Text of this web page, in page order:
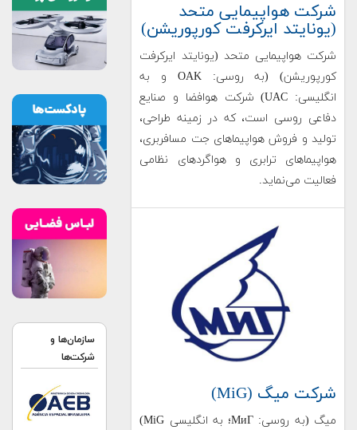
شرکت هواپیمایی متحد
(یونایتد ایرکرفت کورپوریشن)
شرکت هواپیمایی متحد (یونایتد ایرکرفت
کورپوریشن) (به روسی: OAK و به
انگلیسی: UAC) شرکت هوافضا و صنایع
دفاعی روسی است، که در زمینه طراحی،
تولید و فروش هواپیماهای جت مسافربری،
هواپیماهای ترابری و هواگردهای نظامی
فعالیت می‌نماید.
شرکت میگ (MiG)
میگ (به روسی: МиГ؛ به انگلیسی MiG)
سازمان‌ها و
شرکت‌ها